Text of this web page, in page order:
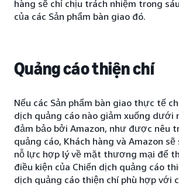
hàng sẽ chỉ chịu trách nhiệm trong
của các Sản phẩm bàn giao đó.
Quảng cáo thiện chí
Nếu các Sản phẩm bàn giao thực tế
dịch quảng cáo nào giảm xuống dưới
đảm bảo bởi Amazon, như được nêu
quảng cáo, Khách hàng và Amazon
nỗ lực hợp lý về mặt thương mại để
điều kiện của Chiến dịch quảng cáo
dịch quảng cáo thiện chí phù hợp với